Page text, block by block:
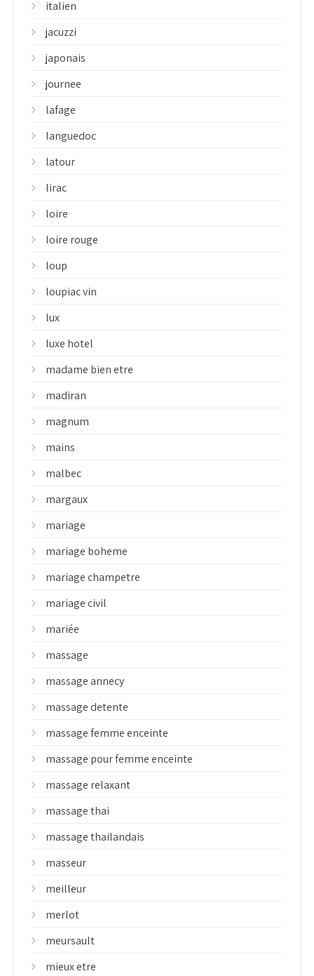
italien
jacuzzi
japonais
journee
lafage
languedoc
latour
lirac
loire
loire rouge
loup
loupiac vin
lux
luxe hotel
madame bien etre
madiran
magnum
mains
malbec
margaux
mariage
mariage boheme
mariage champetre
mariage civil
mariée
massage
massage annecy
massage detente
massage femme enceinte
massage pour femme enceinte
massage relaxant
massage thai
massage thailandais
masseur
meilleur
merlot
meursault
mieux etre